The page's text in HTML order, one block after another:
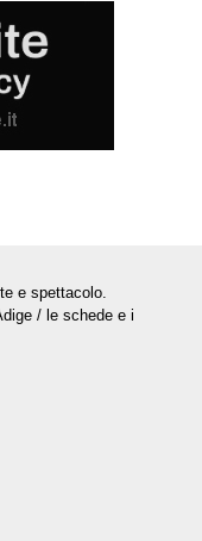
e spettacolo.
/ le schede e i